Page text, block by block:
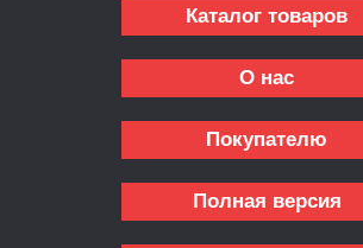
Каталог товаров
О нас
Покупателю
Полная версия